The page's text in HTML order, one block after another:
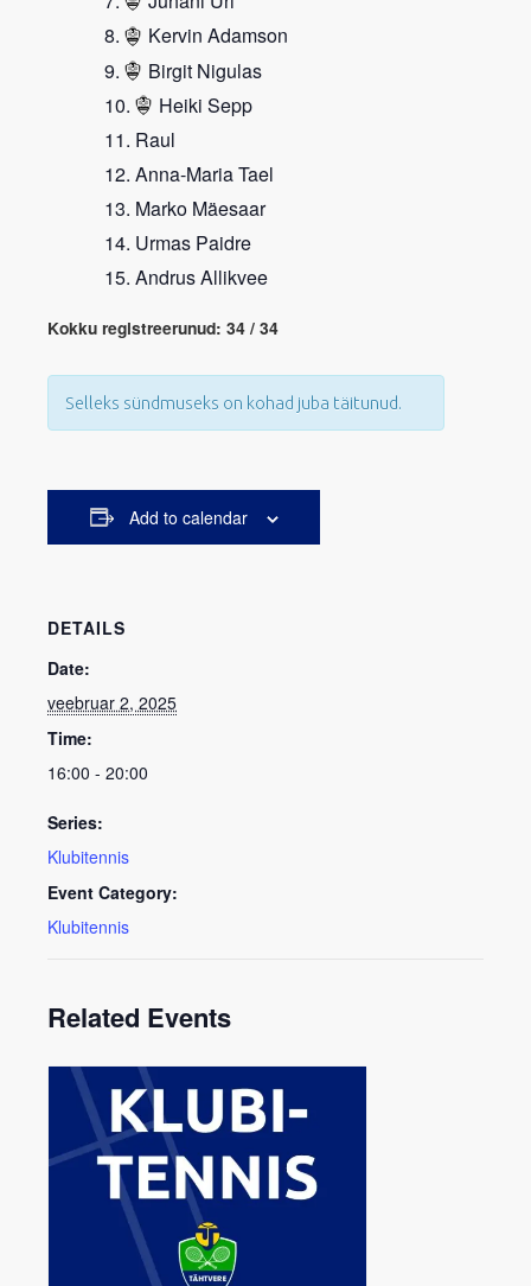
Kervin Adamson
Birgit Nigulas
Heiki Sepp
Raul
Anna-Maria Tael
Marko Mäesaar
Urmas Paidre
Andrus Allikvee
Kokku registreerunud: 34 / 34
Selleks sündmuseks on kohad juba täitunud.
Add to calendar
DETAILS
Date:
veebruar 2, 2025
Time:
16:00 - 20:00
Series:
Klubitennis
Event Category:
Klubitennis
Related Events